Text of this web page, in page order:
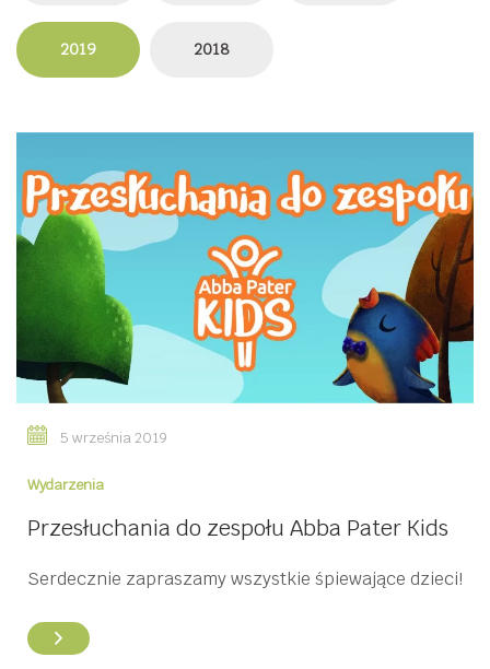
2019 2018
5 września 2019
Wydarzenia
Przesłuchania do zespołu Abba Pater Kids
Serdecznie zapraszamy wszystkie śpiewające dzieci!